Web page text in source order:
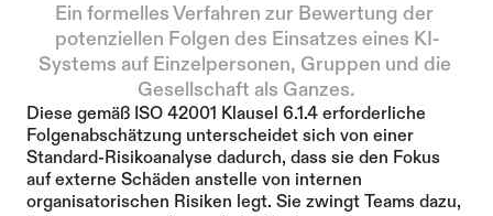
Ein formelles Verfahren zur Bewertung der
potenziellen Folgen des Einsatzes eines KI-
Systems auf Einzelpersonen, Gruppen und die
Gesellschaft als Ganzes.
Diese gemäß ISO 42001 Klausel 6.1.4 erforderliche
Folgenabschätzung unterscheidet sich von einer
Standard-Risikoanalyse dadurch, dass sie den Fokus
auf externe Schäden anstelle von internen
organisatorischen Risiken legt. Sie zwingt Teams dazu,